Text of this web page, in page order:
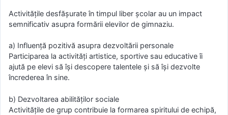
Activitățile desfășurate în timpul liber școlar au un impact
semnificativ asupra formării elevilor de gimnaziu.
a) Influență pozitivă asupra dezvoltării personale
Participarea la activități artistice, sportive sau educative îi
ajută pe elevi să își descopere talentele și să își dezvolte
încrederea în sine.
b) Dezvoltarea abilităților sociale
Activitățile de grup contribuie la formarea spiritului de echipă,